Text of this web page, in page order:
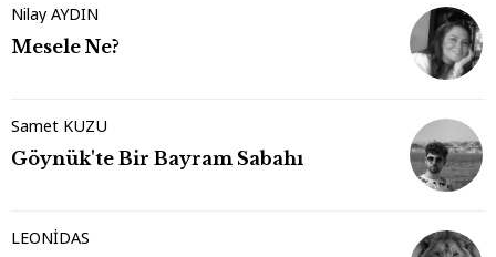
Nilay AYDIN
Mesele Ne?
Samet KUZU
Göynük'te Bir Bayram Sabahı
LEONİDAS